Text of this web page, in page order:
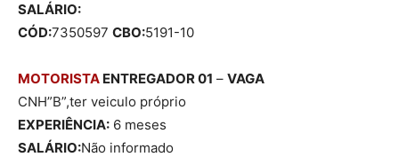
SALÁRIO:
CÓD:7350597 CBO:5191-10
MOTORISTA ENTREGADOR 01 – VAGA
CNH”B”,ter veiculo próprio
EXPERIÊNCIA: 6 meses
SALÁRIO:Não informado